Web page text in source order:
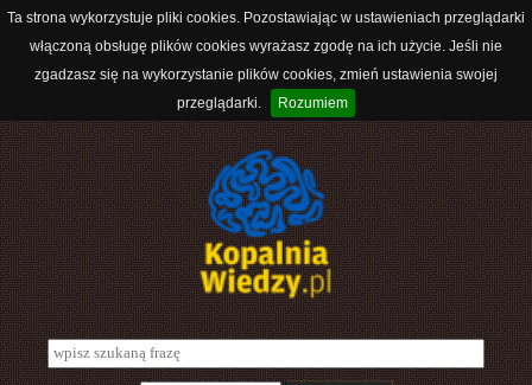
Ta strona wykorzystuje pliki cookies. Pozostawiając w ustawieniach przeglądarki
włączoną obsługę plików cookies wyrażasz zgodę na ich użycie. Jeśli nie
zgadzasz się na wykorzystanie plików cookies, zmień ustawienia swojej
przeglądarki.
Rozumiem